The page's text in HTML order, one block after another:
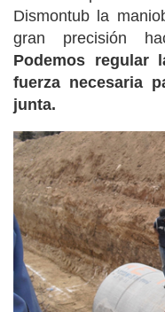
Dismontub la
gran precisión
Podemos regular
fuerza necesaria
junta.